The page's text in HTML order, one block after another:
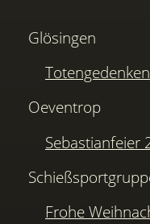
Glösingen
Oeventrop
Sebastianfeier
Frohe